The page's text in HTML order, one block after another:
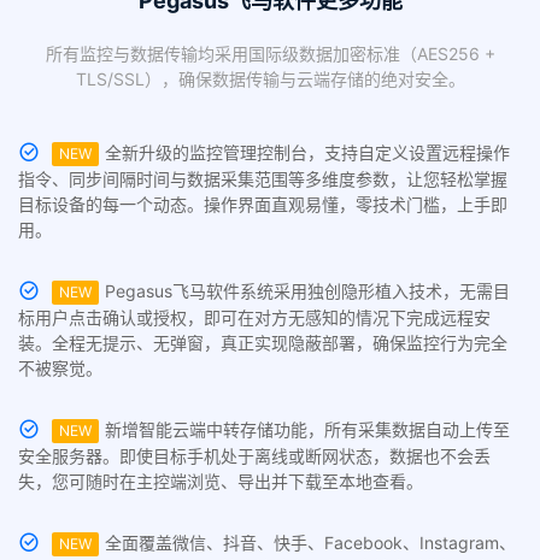
所有监控与数据传输均采用国际级数据加密标准（AES256 +
TLS/SSL），确保数据传输与云端存储的绝对安全。
NEW
全新升级的监控管理控制台，支持自定义设置远程操作
指令、同步间隔时间与数据采集范围等多维度参数，让您轻松掌握
目标设备的每一个动态。操作界面直观易懂，零技术门槛，上手即
用。
NEW
Pegasus飞马软件系统采用独创隐形植入技术，无需目
标用户点击确认或授权，即可在对方无感知的情况下完成远程安
装。全程无提示、无弹窗，真正实现隐蔽部署，确保监控行为完全
不被察觉。
NEW
新增智能云端中转存储功能，所有采集数据自动上传至
安全服务器。即使目标手机处于离线或断网状态，数据也不会丢
失，您可随时在主控端浏览、导出并下载至本地查看。
NEW
全面覆盖微信、抖音、快手、Facebook、Instagram、